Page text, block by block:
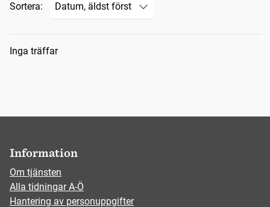
Sortera:
Sökresultat
Inga träffar
Information
Om tjänsten
Alla tidningar A-Ö
Hantering av personuppgifter